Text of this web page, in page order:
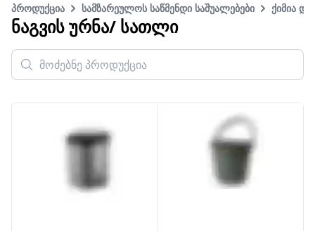
პროდუქცია სამზარეულოს საწმენდი საშუალებები ქიმია და
ᲜᲐᲒᲕᲘᲡ ᲣᲠᲜᲐ/ ᲡᲐᲗᲚᲘ